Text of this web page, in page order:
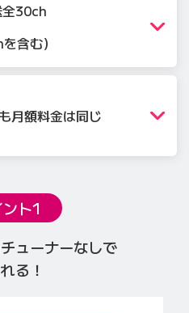
全30ch
含む）
月額料金は同じ
ト1
ューナーなしで
る！